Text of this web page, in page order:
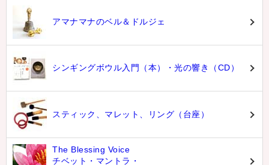
アマナマナのベル＆ドルジェ
シンギングボウル入門（本）・光の響き（CD）
スティック、マレット、リング（台座）
The Blessing Voice
チベット・マントラ・